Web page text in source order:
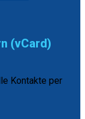
(vCard)